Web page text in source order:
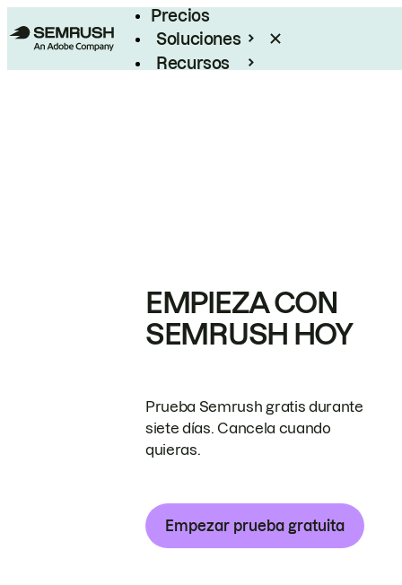
Precios
Soluciones
Recursos
EMPIEZA CON
SEMRUSH HOY
Prueba Semrush gratis durante
siete días. Cancela cuando
quieras.
Empezar prueba gratuita